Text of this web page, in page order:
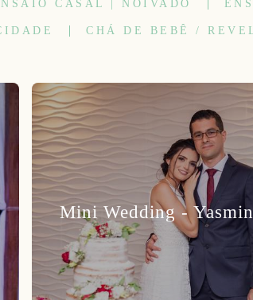
CASAL | NOIVADO
CHÁ DE BEBÊ /
Mini Wedding -